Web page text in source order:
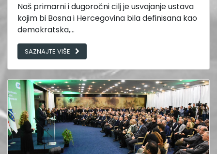
Naš primarni i dugoročni cilj je usvajanje ustava
kojim bi Bosna i Hercegovina bila definisana kao
demokratska,...
SAZNAJTE VIŠE